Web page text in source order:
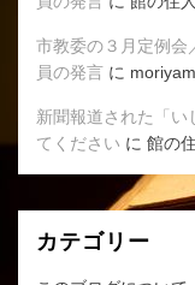
市教委の３月定例会
員の発言 に
新聞報道された「い
てください に 館の
カテゴリー